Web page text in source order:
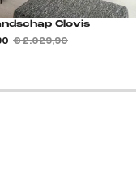
Clovis
€ 2.029,90